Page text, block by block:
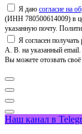
Я даю согласие на
(ИНН 780500614009) в
указанную почту.
Я согласен
А. В. на указанный email.
Вы можете отозвать
Наш канал в